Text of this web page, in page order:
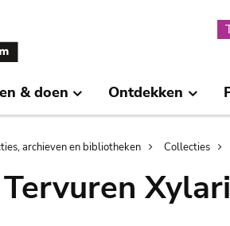
& doen Ontdekken
archieven en bibliotheken Collecties
Tervuren